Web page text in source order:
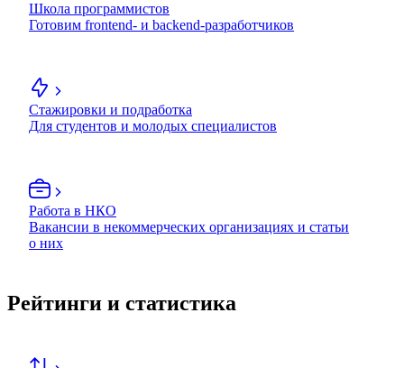
Школа программистов
Готовим frontend- и backend-разработчиков
Стажировки и подработка
Для студентов и молодых специалистов
Работа в НКО
Вакансии в некоммерческих организациях и статьи
о них
Рейтинги и статистика